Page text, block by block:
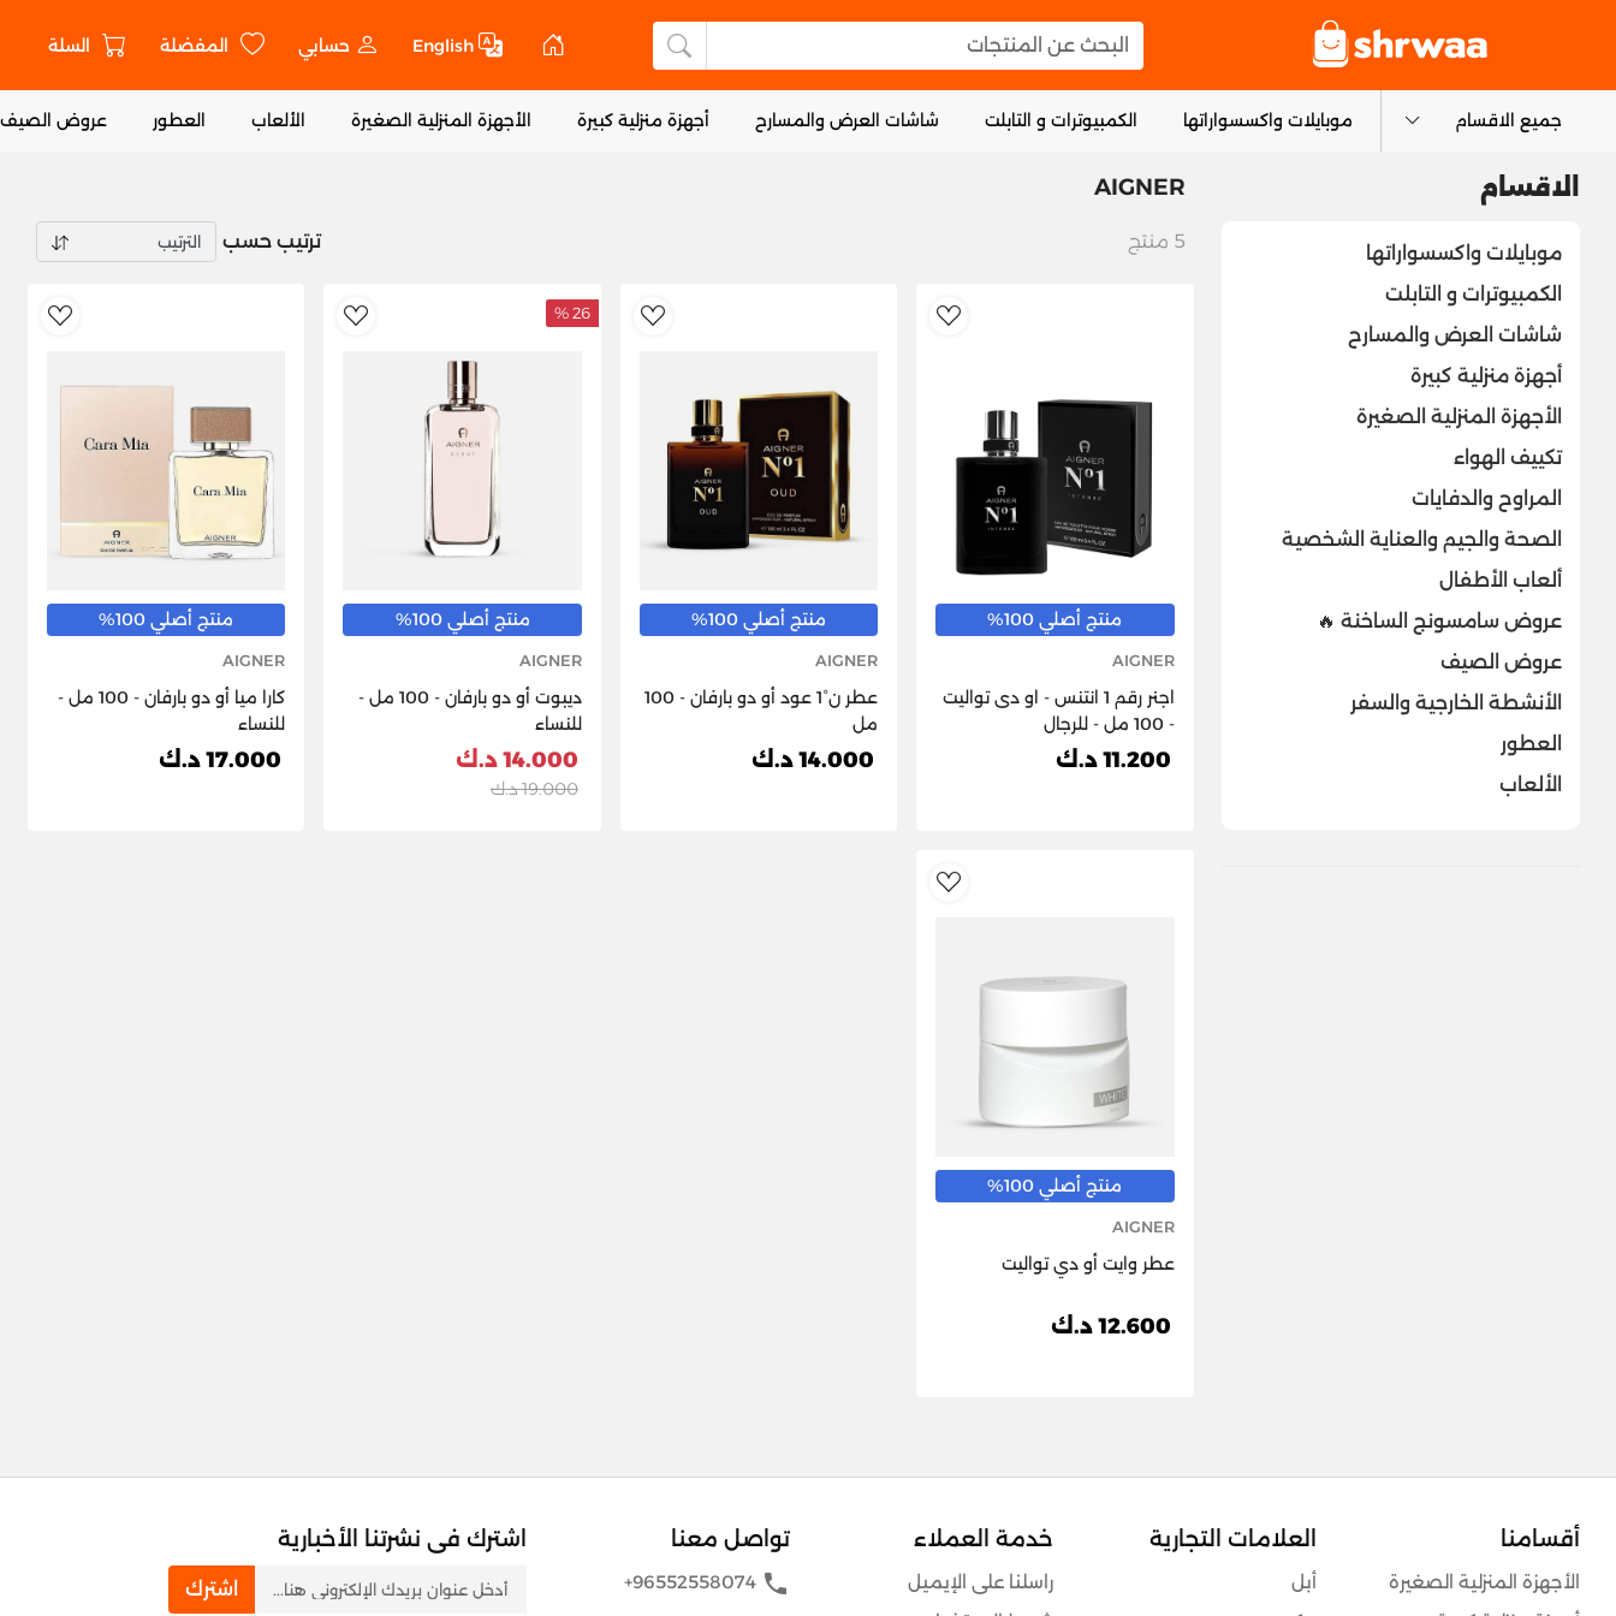
البحث عن المنتجات
البحث عن المنتجات
English حسابي المفضلة السلة
جميع الاقسام موبايلات واكسسواراتها الكمبيوترات و التابلت شاشات العرض والمسارح أجهزة منزلية كبيرة الأجهزة المنزلية الصغيرة الألعاب العطور عروض الصيف
AIGNER
5 منتج ترتيب حسب
AddToWishlist
منتج أصلي 100%
AIGNER
اجنر رقم 1 انتنس - او دى تواليت
- 100 مل - للرجال
11.200 د.ك
AddToWishlist
منتج أصلي 100%
AIGNER
عطر ن°1 عود أو دو بارفان - 100
مل
14.000 د.ك
AddToWishlist
26 %
منتج أصلي 100%
AIGNER
ديبوت أو دو بارفان - 100 مل -
للنساء
14.000 د.ك
19.000 د.ك
منتج أصلي 100%
AIGNER
كارا ميا أو دو بارفان - 100 مل -
للنساء
17.000 د.ك
AddToWishlist
منتج أصلي 100%
AIGNER
عطر وايت أو دي تواليت
12.600 د.ك
الاقسام
موبايلات واكسسواراتها
الكمبيوترات و التابلت
شاشات العرض والمسارح
أجهزة منزلية كبيرة
الأجهزة المنزلية الصغيرة
تكييف الهواء
المراوح والدفايات
الصحة والجيم والعناية الشخصية
ألعاب الأطفال
عروض سامسونج الساخنة 🔥
عروض الصيف
الأنشطة الخارجية والسفر
العطور
الألعاب
أقسامنا
الأجهزة المنزلية الصغيرة
العلامات التجارية
أبل
خدمة العملاء
راسلنا على الإيميل
تواصل معنا
phone
+96552558074
اشترك فى نشرتنا الأخبارية
اشترك